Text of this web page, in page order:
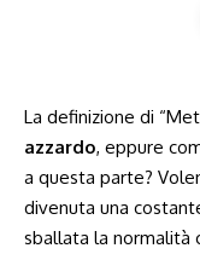
La definizione di
azzardo, eppure
a questa parte?
divenuta una
sballata la normalità